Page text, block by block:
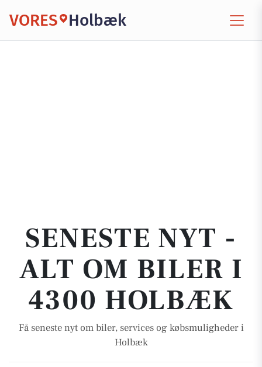
VORES Holbæk
SENESTE NYT -
ALT OM BILER I
4300 HOLBÆK
Få seneste nyt om biler, services og købsmuligheder i
Holbæk